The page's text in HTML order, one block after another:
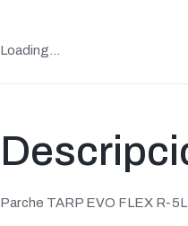
Loading...
Parche TARP EVO FLEX R-